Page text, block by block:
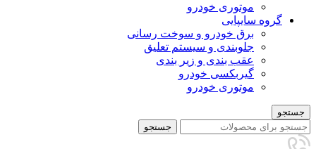
موتوری خودرو
گروه سایپایی
برق خودرو و سوخت رسانی
جلوبندی و سیستم تعلیق
عقب بندی و زیر بندی
گیربکسی خودرو
موتوری خودرو
جستجو
جستجو